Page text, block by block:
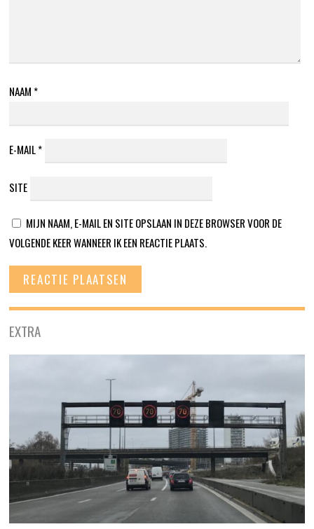
NAAM *
E-MAIL*
SITE
MIJN NAAM, E-MAIL EN SITE OPSLAAN IN DEZE BROWSER VOOR DE
VOLGENDE KEER WANNEER IK EEN REACTIE PLAATS.
EXTRA